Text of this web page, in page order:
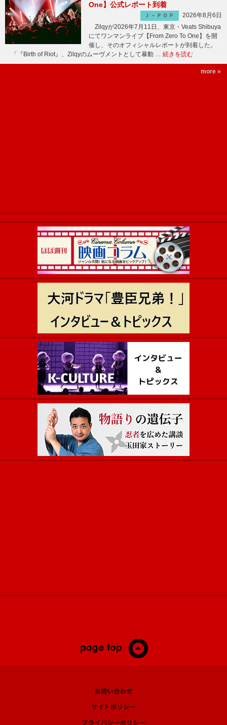
One】公式レポート到着
Ｊ－ＰＯＰ
2026年8月6日
Zilqyが2026年7月11日、東京・Veats Shibuya
にてワンマンライブ【From Zero To One】を開
催し、そのオフィシャルレポートが到着した。
「『Birth of Riot』、Zilqyのムーヴメントとして暴動 … 続きを読む
more »